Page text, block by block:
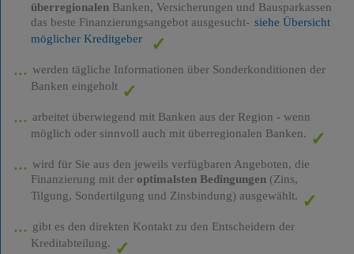
überregionalenBanken, Versicherungen und Bausparkassen
das beste Finanzierungsangebot ausgesucht- siehe Übersicht
möglicher Kreditgeber
werden tägliche Informationen über Sonderkonditionen der
Banken eingeholt
arbeitet überwiegend mit Banken aus der Region - wenn
möglich oder sinnvoll auch mit überregionalen Banken.
wird für Sie aus den jeweils verfügbaren Angeboten, die
Finanzierung mit der optimalsten Bedingungen(Zins,
Tilgung, Sondertilgung und Zinsbindung) ausgewählt.
gibt es den direkten Kontakt zu den Entscheidern der
Kreditabteilung.